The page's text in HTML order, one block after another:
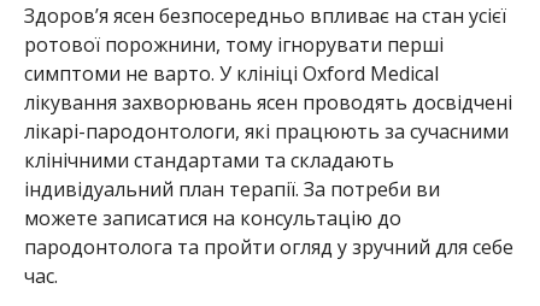
Здоров’я ясен безпосередньо впливає на стан усієї
ротової порожнини, тому ігнорувати перші
симптоми не варто. У клініці Oxford Medical
лікування захворювань ясен проводять досвідчені
лікарі-пародонтологи, які працюють за сучасними
клінічними стандартами та складають
індивідуальний план терапії. За потреби ви
можете записатися на консультацію до
пародонтолога та пройти огляд у зручний для себе
час.